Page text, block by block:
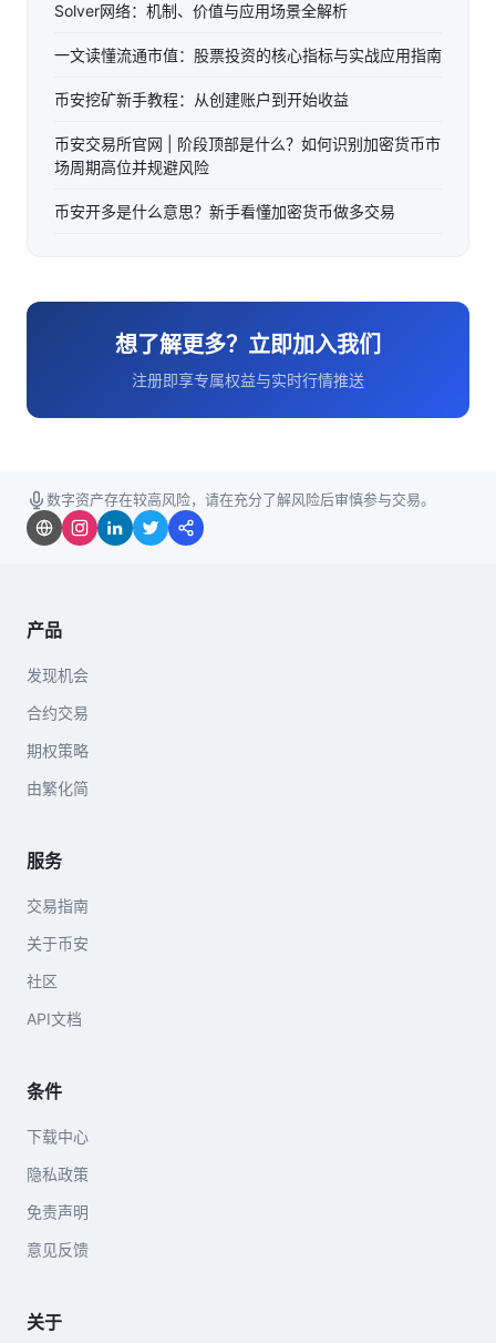
Solver网络：机制、价值与应用场景全解析
一文读懂流通市值：股票投资的核心指标与实战应用指南
币安挖矿新手教程：从创建账户到开始收益
币安交易所官网 | 阶段顶部是什么？如何识别加密货币市
场周期高位并规避风险
币安开多是什么意思？新手看懂加密货币做多交易
想了解更多？立即加入我们
注册即享专属权益与实时行情推送
数字资产存在较高风险，请在充分了解风险后审慎参与交易。
产品
发现机会
合约交易
期权策略
由繁化简
服务
交易指南
关于币安
社区
API文档
条件
下载中心
隐私政策
免责声明
意见反馈
关于